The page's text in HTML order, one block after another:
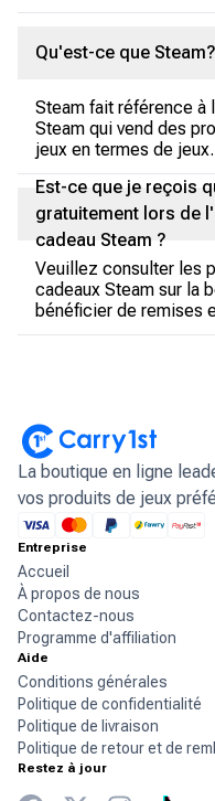
Qu'est-ce que Steam?
Steam fait référence à
Steam qui vend des
jeux en termes de jeux.
Est-ce que je reçois
gratuitement lors de
cadeau Steam ?
Veuillez consulter les
cadeaux Steam sur la
bénéficier de remises
La boutique en ligne
vos produits de jeux
Entreprise
Accueil
À propos de nous
Contactez-nous
Programme d'affiliation
Aide
Conditions générales
Politique de confidentialité
Politique de livraison
Politique de retour et de
Restez à jour